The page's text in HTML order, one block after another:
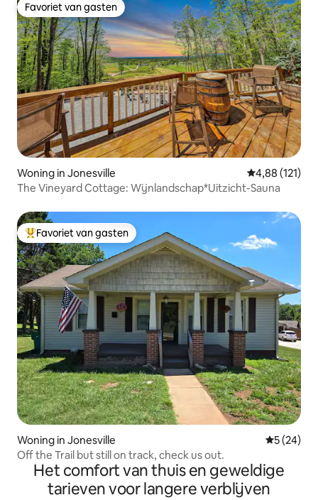
Favoriet van gasten
Favoriet van gasten
Woning in Jonesville Gemiddelde
4,88 (121)
The Vineyard Cottage: Wijnlandschap*Uitzicht-Sauna
Topfavoriet van gasten
Favoriet van gasten
Woning in Jonesville
5 (24)
Off the Trail but still on track, check us out.
Het comfort van thuis en geweldige
tarieven voor langere verblijven